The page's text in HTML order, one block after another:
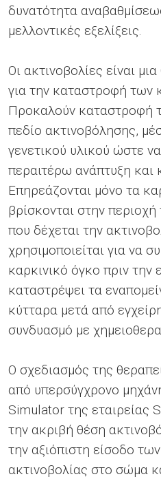
δυνατότητα
μελλοντικές εξελίξεις.
Οι ακτινοβολίες είναι
για την καταστροφή των
Προκαλούν καταστροφή
πεδίο ακτινοβόλησης,
γενετικού υλικού ώστε
περαιτέρω ανάπτυξη και
Επηρεάζονται μόνο τα
βρίσκονται στην
που δέχεται την
χρησιμοποιείται για να
καρκινικό όγκο πριν την
καταστρέψει τα
κύτταρα μετά από
συνδυασμό με
Ο σχεδιασμός της
από υπερσύγχρονο
Simulator της εταιρείας
την ακριβή θέση
την αξιόπιστη είσοδο
ακτινοβολίας στο σώμα